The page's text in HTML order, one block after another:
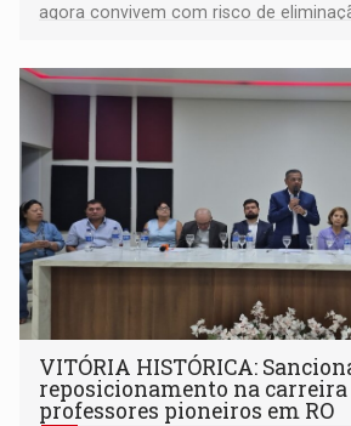
agora convivem com risco de
VITÓRIA HISTÓRICA:
reposicionamento na carreira
professores pioneiros em RO